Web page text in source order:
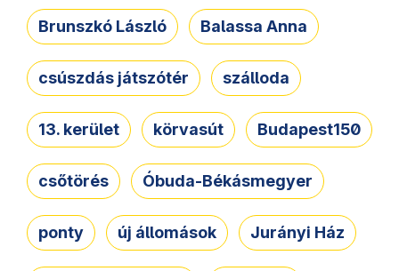
Brunszkó László Balassa Anna
csúszdás játszótér szálloda
13. kerület körvasút Budapest150
csőtörés Óbuda-Békásmegyer
ponty új állomások Jurányi Ház